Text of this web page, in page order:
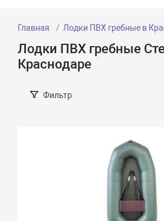
Главная Лодки ПВХ гребные в
Лодки ПВХ гребные
Краснодаре
Фильтр